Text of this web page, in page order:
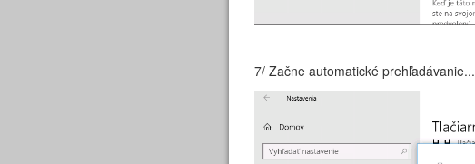
7/ Začne automatické prehľadávanie...